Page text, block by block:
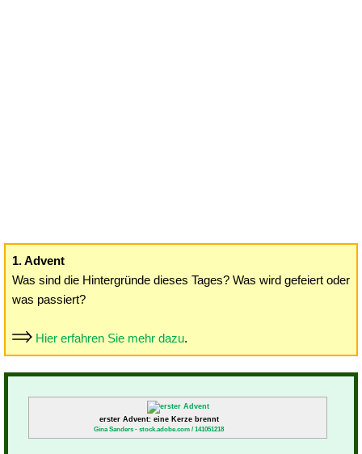
1. Advent
Was sind die Hintergründe dieses Tages? Was wird gefeiert oder
was passiert?
Hier erfahren Sie mehr dazu.
erster Advent: eine Kerze brennt
Gina Sanders - stock.adobe.com / 141051218